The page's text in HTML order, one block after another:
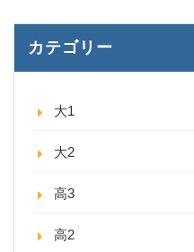
カテゴリー
大1
大2
高3
高2